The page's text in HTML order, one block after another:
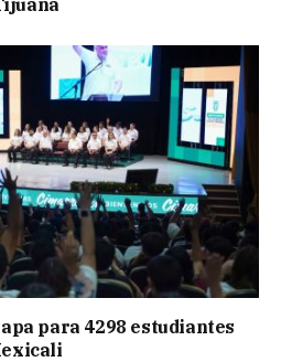
para 4298 estudiantes